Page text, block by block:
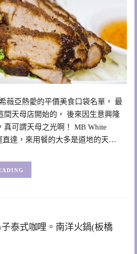
薇亞熱愛的平價美食口袋名單， 最
間天母店開始的， 後來因生意興隆
真可謂天母之光啊！ MB White
直達，來用餐的大多是道地的天…
子泰式咖哩。南洋火鍋(板橋